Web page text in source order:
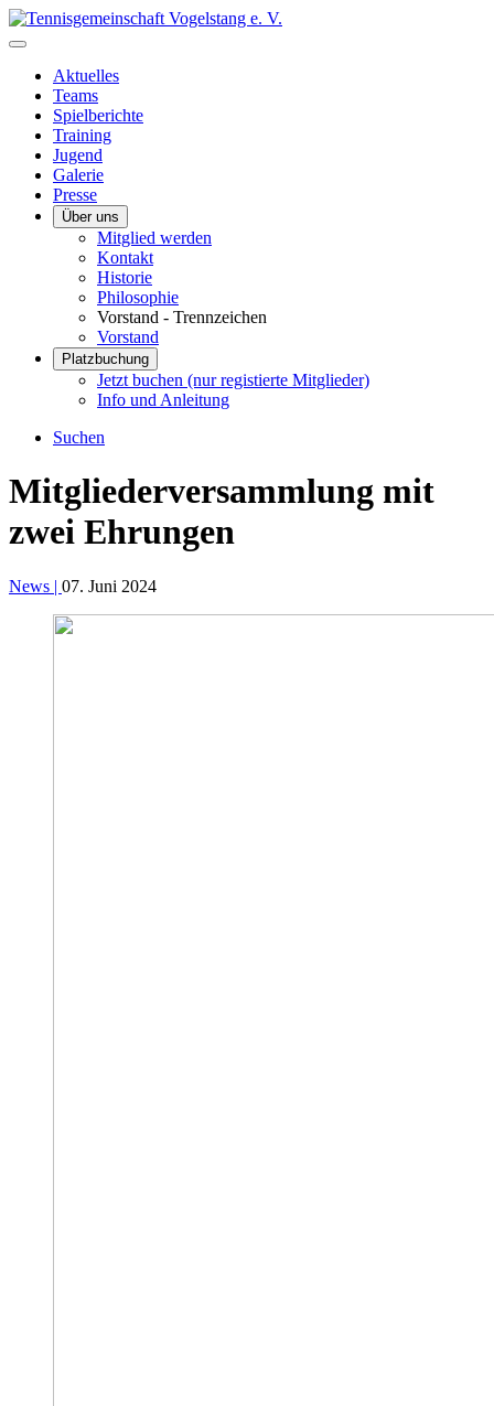
Aktuelles
Teams
Spielberichte
Training
Jugend
Galerie
Presse
Über uns
Mitglied werden
Kontakt
Historie
Philosophie
Vorstand - Trennzeichen
Vorstand
Platzbuchung
Jetzt buchen (nur registierte Mitglieder)
Info und Anleitung
Suchen
Mitglieder­versammlung mit
zwei Ehrungen
News | 07. Juni 2024